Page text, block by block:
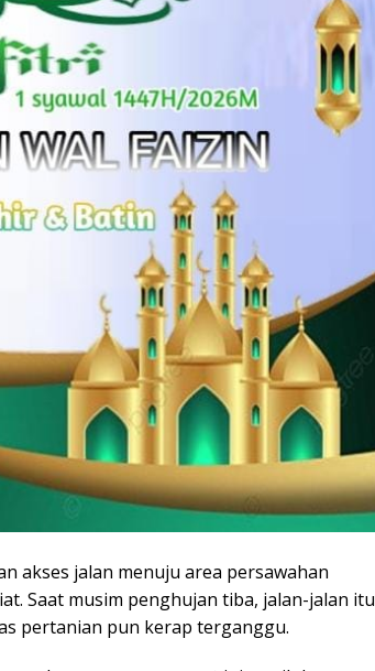
akses jalan menuju area persawahan
Saat musim penghujan tiba, jalan-jalan itu
pertanian pun kerap terganggu.